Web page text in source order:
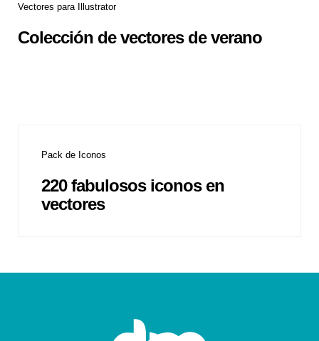
Vectores para Illustrator
Colección de vectores de verano
Pack de Iconos
220 fabulosos iconos en
vectores